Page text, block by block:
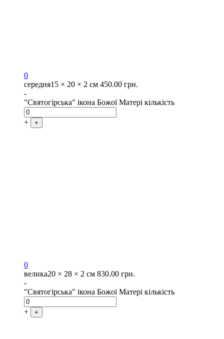
0
середня15 × 20 × 2 см 450.00 грн.
-
"Святогірська" ікона Божої Матері кількість
+ +
0
велика20 × 28 × 2 см 830.00 грн.
-
"Святогірська" ікона Божої Матері кількість
+ +